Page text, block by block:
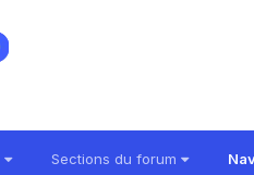
Sections du forum